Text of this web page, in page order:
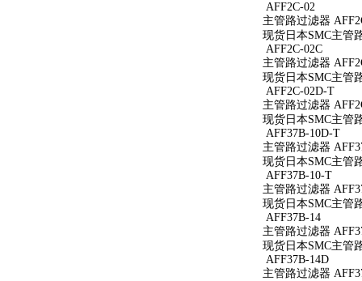
AFF2C-02
主管路过滤器
现货日本SMC主管
AFF2C-02C
主管路过滤器
现货日本SMC主管
AFF2C-02D-T
主管路过滤器
现货日本SMC主管
AFF37B-10D-T
主管路过滤器
现货日本SMC主管
AFF37B-10-T
主管路过滤器
现货日本SMC主管
AFF37B-14
主管路过滤器
现货日本SMC主管
AFF37B-14D
主管路过滤器